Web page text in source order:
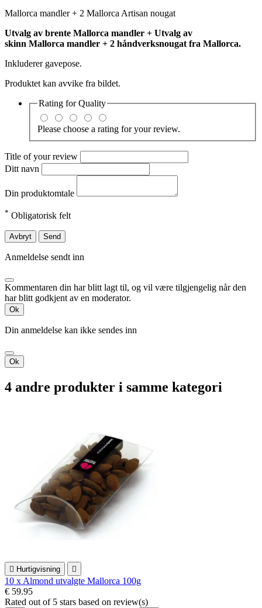
Mallorca mandler + 2 Mallorca Artisan nougat
Utvalg av brente Mallorca mandler + Utvalg av
skinn Mallorca mandler + 2 håndverksnougat fra Mallorca.
Inkluderer gavepose.
Produktet kan avvike fra bildet.
Rating forQuality
Please choose a rating for your review.
Title of your review
Ditt navn
Din produktomtale
* Obligatorisk felt
Avbryt Send
Anmeldelse sendt inn
Kommentaren din har blitt lagt til, og vil være tilgjengelig når den
har blitt godkjent av en moderator.
Ok
Din anmeldelse kan ikke sendes inn
Ok
4 andre produkter i samme kategori
 Hurtigvisning 
10 x Almond utvalgte Mallorca 100g
€ 59.95
Rated out of 5 stars based on review(s)